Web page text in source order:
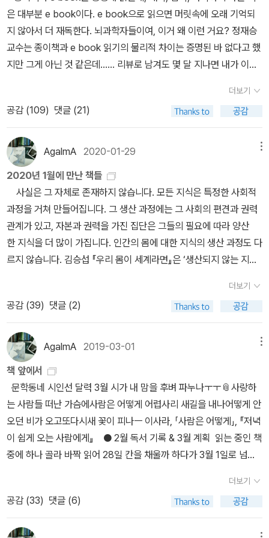
더보기
공감 (109) 댓글 (21)
AgalmA 2020-01-29
2020년 1월에 만난 책들
사실은 그 자체로 존재하지 않습니다. 모든 지식은 특정한 사회적
과정을 거쳐 만들어집니다. 그 생산 과정에는 그 사회의 편견과 권력
관계가 있고, 자본과 권력을 가진 집단은 그들의 필요에 따라 양산
한 지식을 더 많이 가집니다. 인간의 몸에 대한 지식의 생산 과정도 다
르지 않습니다. 김승섭 『우리 몸이 세계라면』은 ‘생산되지 않는 지식
쓰고 있거나 읽고 있는 하나같이 벽돌 책인 빌 브라이슨 책을
양장으로 안 내는 게 신기한데요. 까치출판사는 대부분 반양장으로
내는 특징이 있죠. 책을 만드는 사람에게도 사는 사람에게도 책값 절
감이라는 장점이 되겠지만ㅎ 소화해야 할 정보가 워낙 많아서 양장이
면 독자들이 읽기 부담스러울까 봐 그런 것도 같고요😁 반양장이 휴
대도 편하고 후딱 펼쳐보기 좋잖아요.그의 예전 저작 읽어보며 이 재
밌는 걸 왜 그동안 집중해 완독 못 했나 자책💦빌 브라이슨 특징이라
면 '현미경 눈을 가진 조물주 시선'이라고 할 수 있을 텐데요ㅎ 『거의
모든 것의 역사』가 이 세계와 우주와 만물에 관한 파노라마 서술이었
다면, 『거의 모든 사생활의 역사』는 시골 목사관 집구석에 앉아(내 표
현 아님. 책에서 직접 표현한 거임ㅋ) 1850년 경의 근대부터 현대까
지 150년 동안에 폭발적으로 변화한 인간의 사생활을 들여다보았죠.
인간의 몸속으로 마이크로 탐사를 펼치네요ㅎㅎ2020년 우리 몸부터
더보기
공감 (39) 댓글 (2)
AgalmA 2019-03-01
책 앞에서
문학동네 시인선 달력 3월 시가 내 맘을 후벼 파누나ㅜㅜ​📎사랑하
는 사람들 떠난 가슴에사람은 어떻게 어렵사리 새길을 내나​어떻게 안
오던 비가 오고또다시새 꽃이 피나​ㅡ 이사라, 「사람은 어떻게」, 『저녁
이 쉽게 오는 사람에게』 ● 2월 독서 기록 & 3월 계획 읽는 중인 책
중에 하나 골라 바짝 읽어 28일 칸을 채울까 하다가 3월 1일로 넘어
2월 읽은 책 리뷰 정리가 산더미다. 내가 이 책들 리뷰 쓸 의무는 없잖
아ㅜㅁㅜ 하면서도...e book으로 읽은 『코리아 트렌드 2019』, 『퍼
스트 맨』도 리뷰로 꼭 남겨두고 싶다. 아아... 내가 밉다. 제발 넘어가!​
더보기
공감 (33) 댓글 (6)